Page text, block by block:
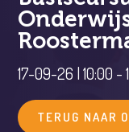
17-09-26 | 10:00 -
TERUG NAAR